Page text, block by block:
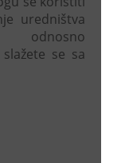
uredništva
se sa